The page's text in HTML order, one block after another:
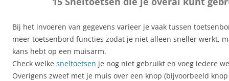
Bij het invoeren van gegevens varieer je vaak tussen
meer toetsenbord functies zodat je niet alleen sneller werkt,
kans hebt op een muisarm.
Check welke sneltoetsen je nog niet gebruikt en voeg iedere
Overigens zweef met je muis over een knop (bijvoorbeeld